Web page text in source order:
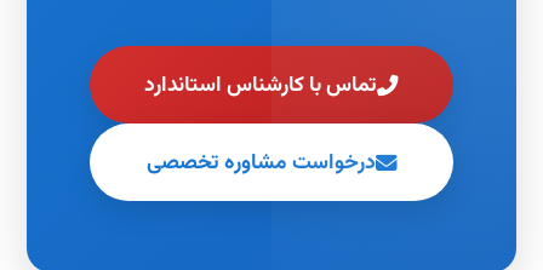
تماس با کارشناس استاندارد
درخواست مشاوره تخصصی